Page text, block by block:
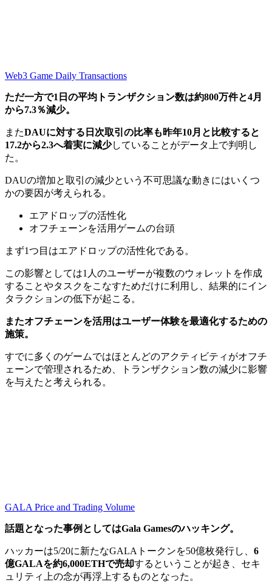
Web3 Game Daily Transactions
ただ一方で1日の平均トランザクション数は約800万件と4月
から7.3％減少。
またDAUに対する日次取引の比率も昨年10月と比較すると
17.2から2.3へ着実に減少していることがデータ上で判明し
た。
DAUの増加と取引の減少という不可思議な動きにはいくつ
かの要因が考えられる。
エアドロップの活性化
オフチェーンを活用ゲームの台頭
まず1つ目はエアドロップの活性化である。
この影響としては1人のユーザーが複数のウォレットを作成
することやタスクをこなすためだけに利用し、結果的にイン
タラクションの低下が起こる。
またオフチェーンを活用はユーザー体験を最適化するための
施策。
すでに多くのゲームではほとんどのアクティビティがオフチ
ェーンで管理されるため、トランザクション数の減少に影響
を与えたと考えられる。
GALA Price and Trading Volume
話題となった事例としてはGala Gamesのハッキング。
ハッカーは5/20に新たなGALAトークンを50億枚発行し、 6
億GALAを約6,000ETHで売却するということが起き、セキ
ュリティ上の念が再浮上するものとなった。